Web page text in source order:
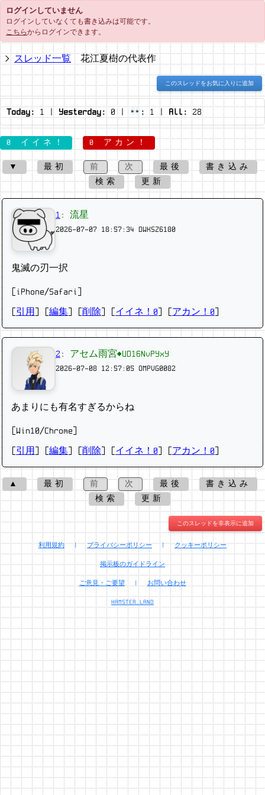
ログインしていません
ログインしていなくても書き込みは可能です。
こちらからログインできます。
スレッド一覧 花江夏樹の代表作
このスレッドをお気に入りに追加
Today: 1 | Yesterday:0 | : 1 | All: 28
0 イイネ！ 0 アカン！
▼ 最初 前 次 最後
書き込み
検索
更新
1 : 流星
2026-07-07 18:57:34 DWKSZ6180
鬼滅の刃一択
[iPhone/Safari]
引用 編集 削除 イイネ！0 アカン！0
2 : アセム雨宮◆UD16NvPYxY
2026-07-08 12:57:05 OMPVG0082
あまりにも有名すぎるからね
[Win10/Chrome]
引用 編集 削除 イイネ！0 アカン！0
▲ 最初 前 次 最後
書き込み
検索
更新
このスレッドを非表示に追加
利用規約 | プライバシーポリシー | クッキーポリシー
掲示板のガイドライン
ご意見・ご要望 | お問い合わせ
HAMSTER.LAND